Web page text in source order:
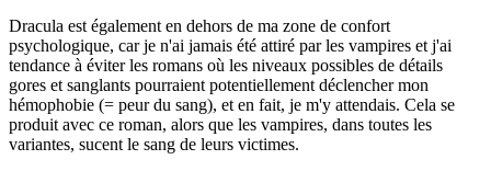
Dracula est également en dehors de ma zone de confort
psychologique, car je n'ai jamais été attiré par les vampires et j'ai
tendance à éviter les romans où les niveaux possibles de détails
gores et sanglants pourraient potentiellement déclencher mon
hémophobie (= peur du sang), et en fait, je m'y attendais. Cela se
produit avec ce roman, alors que les vampires, dans toutes les
variantes, sucent le sang de leurs victimes.